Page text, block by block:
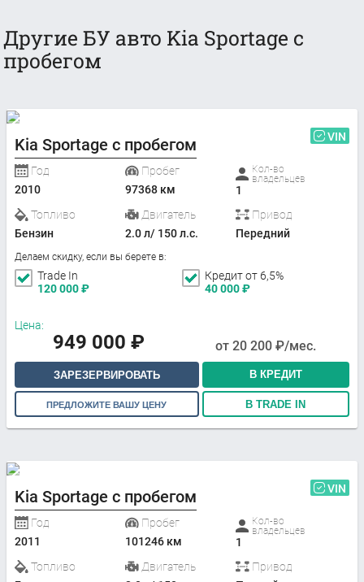
Другие БУ авто Kia Sportage с
пробегом
Kia Sportage с пробегом VIN
Год
2010
Пробег
97368 км
Кол-во
владельцев
1
Топливо
Бензин
Двигатель
2.0 л/ 150 л.с.
Привод
Передний
Делаем скидку, если вы берете в:
Trade In
120 000₽
Кредит от 6,5%
40 000₽
Цена:
949 000 ₽ от 20 200 ₽/мес.
ЗАРЕЗЕРВИРОВАТЬ В КРЕДИТ
ПРЕДЛОЖИТЕ ВАШУ ЦЕНУ В TRADE IN
Kia Sportage с пробегом VIN
Год
2011
Пробег
101246 км
Кол-во
владельцев
1
Топливо
Двигатель
Привод